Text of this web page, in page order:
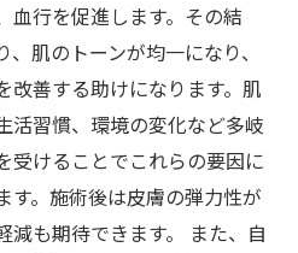
血行を促進します。その結
肌のトーンが均一になり、
改善する助けになります。肌
活習慣、環境の変化など多岐
受けることでこれらの要因に
す。施術後は皮膚の弾力性が
減も期待できます。 また、自